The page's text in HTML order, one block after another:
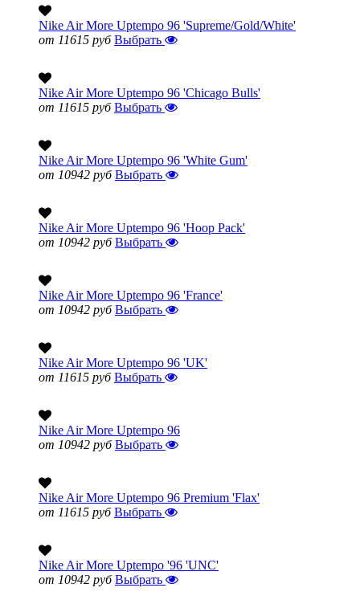
Nike Air More Uptempo 96 'Supreme/Gold/White'
от 11615 руб Выбрать
Nike Air More Uptempo 96 'Chicago Bulls'
от 11615 руб Выбрать
Nike Air More Uptempo 96 'White Gum'
от 10942 руб Выбрать
Nike Air More Uptempo 96 'Hoop Pack'
от 10942 руб Выбрать
Nike Air More Uptempo 96 'France'
от 10942 руб Выбрать
Nike Air More Uptempo 96 'UK'
от 11615 руб Выбрать
Nike Air More Uptempo 96
от 10942 руб Выбрать
Nike Air More Uptempo 96 Premium 'Flax'
от 11615 руб Выбрать
Nike Air More Uptempo '96 'UNC'
от 10942 руб Выбрать